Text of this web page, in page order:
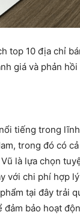
top 10 địa chỉ
giá và phản
tiếng trong
trong đó có
là lựa chọn
với chi phí hợp
tại đây trải
bảo hoạt